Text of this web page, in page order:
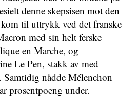
denne skepsisen mot den
til uttrykk ved det franske
med sin helt ferske
en Marche, og
Le Pen, stakk av med
Samtidig nådde Mélenchon
prosentpoeng under.